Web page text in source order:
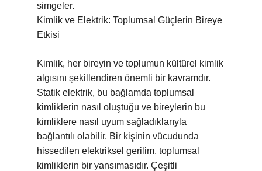
simgeler.
Kimlik ve Elektrik: Toplumsal Güçlerin Bireye
Etkisi
Kimlik, her bireyin ve toplumun kültürel kimlik
algısını şekillendiren önemli bir kavramdır.
Statik elektrik, bu bağlamda toplumsal
kimliklerin nasıl oluştuğu ve bireylerin bu
kimliklere nasıl uyum sağladıklarıyla
bağlantılı olabilir. Bir kişinin vücudunda
hissedilen elektriksel gerilim, toplumsal
kimliklerin bir yansımasıdır. Çeşitli